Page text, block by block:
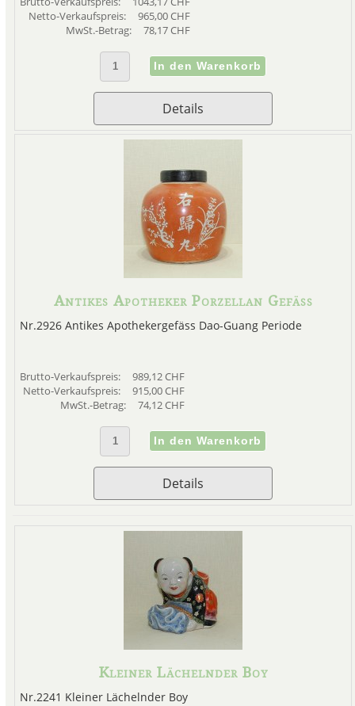
Netto-Verkaufspreis:
965,00 CHF
MwSt.-Betrag:
78,17 CHF
Details
Antikes Apotheker Porzellan Gefäss
Nr.2926 Antikes Apothekergefäss Dao-Guang Periode
Brutto-Verkaufspreis:
989,12 CHF
Netto-Verkaufspreis:
915,00 CHF
MwSt.-Betrag:
74,12 CHF
Details
Kleiner Lächelnder Boy
Nr.2241 Kleiner Lächelnder Boy